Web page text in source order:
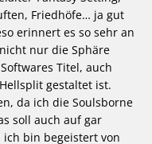
Friedhöfe… ja gut
erinnert es so sehr an
nur die Sphäre
Titel, auch
gestaltet ist.
da ich die Soulsborne
soll auch auf gar
ich bin begeistert von